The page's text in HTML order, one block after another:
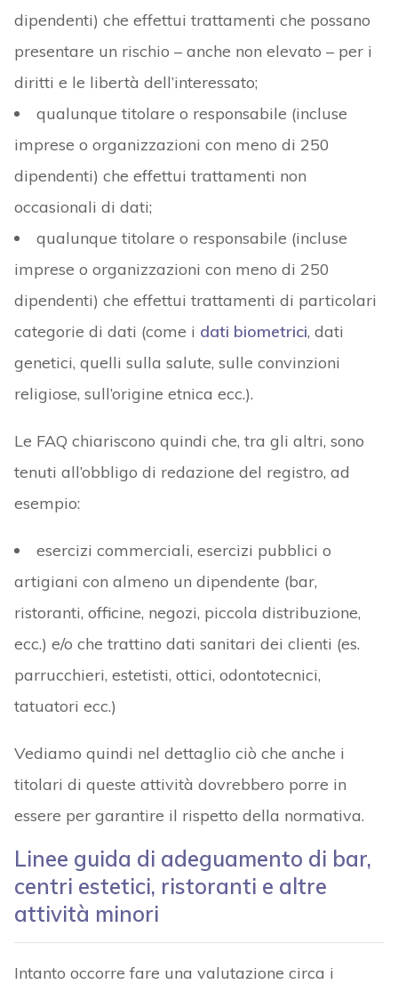
dipendenti) che effettui trattamenti che possano
presentare un rischio – anche non elevato – per i
diritti e le libertà dell’interessato;
qualunque titolare o responsabile (incluse
imprese o organizzazioni con meno di 250
dipendenti) che effettui trattamenti non
occasionali di dati;
qualunque titolare o responsabile (incluse
imprese o organizzazioni con meno di 250
dipendenti) che effettui trattamenti di particolari
categorie di dati (come i dati biometrici, dati
genetici, quelli sulla salute, sulle convinzioni
religiose, sull’origine etnica ecc.).
Le FAQ chiariscono quindi che, tra gli altri, sono
tenuti all’obbligo di redazione del registro, ad
esempio:
esercizi commerciali, esercizi pubblici o
artigiani con almeno un dipendente (bar,
ristoranti, officine, negozi, piccola distribuzione,
ecc.) e/o che trattino dati sanitari dei clienti (es.
parrucchieri, estetisti, ottici, odontotecnici,
tatuatori ecc.)
Vediamo quindi nel dettaglio ciò che anche i
titolari di queste attività dovrebbero porre in
essere per garantire il rispetto della normativa.
Linee guida di adeguamento di bar,
centri estetici, ristoranti e altre
attività minori
Intanto occorre fare una valutazione circa i